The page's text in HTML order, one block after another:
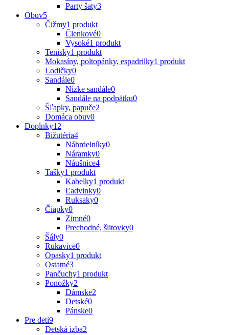
Party šaty3
Obuv5
Čižmy1 produkt
Členkové0
Vysoké1 produkt
Tenisky1 produkt
Mokasíny, poltopánky, espadrilky1 produkt
Lodičky0
Sandále0
Nízke sandále0
Sandále na podpätku0
Šľapky, papuče2
Domáca obuv0
Doplnky12
Bižutéria4
Náhrdelníky0
Náramky0
Náušnice4
Tašky1 produkt
Kabelky1 produkt
Ľadvinky0
Ruksaky0
Čiapky0
Zimné0
Prechodné, šlitovky0
Šály0
Rukavice0
Opasky1 produkt
Ostatné3
Pančuchy1 produkt
Ponožky2
Dámske2
Detské0
Pánske0
Pre deti9
Detská izba2